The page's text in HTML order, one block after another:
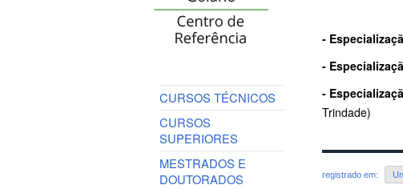
CURSOS TÉCNICOS
CURSOS
SUPERIORES
MESTRADOS E
DOUTORADOS
-
-
-
Trindade)
registrado em: